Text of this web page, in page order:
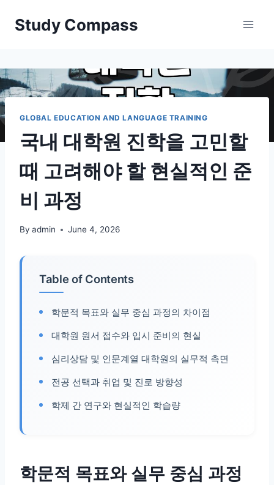
Study Compass
GLOBAL EDUCATION AND LANGUAGE TRAINING
국내 대학원 진학을 고민할
때 고려해야 할 현실적인 준
비 과정
By admin June 4, 2026
Table of Contents
학문적 목표와 실무 중심 과정의 차이점
대학원 원서 접수와 입시 준비의 현실
심리상담 및 인문계열 대학원의 실무적 측면
전공 선택과 취업 및 진로 방향성
학제 간 연구와 현실적인 학습량
학문적 목표와 실무 중심 과정